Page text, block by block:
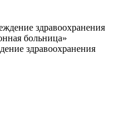
здравоохранения